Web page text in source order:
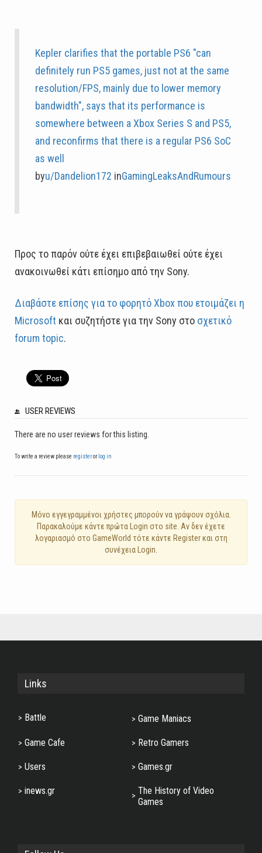
Kepler clarifies that the portable PS6 "can
definitely run PS5 games, just not at the same
resolution/FPS, mainly due to lower memory
bandwidth", says that its performance is
somewhere between a Xbox Series S and PS5,
and reconfirms that there is a regular PS6 SoC
as well
byu/Dandelion172 inGamingLeaksAndRumours
Προς το παρόν ούτε έχει επιβεβαιωθεί ούτε έχει
ανακοινωθεί κάτι επίσημο από την Sony.
Διαβάστε επίσης για το φορητό Xbox που ετοιμάζει η
Microsoft και συζητήστε για την Sony στο σχετικό
forum topic.
USER REVIEWS
There are no user reviews for this listing.
To write a review please registeror log in
Mόνο εγγεγραμμένοι χρήστες μπορούν να γράψουν σχόλια.
Παρακαλούμε κάντε πρώτα Login στο site. Αν δεν έχετε
λογαριασμό στο GameWorld τότε κάντε Register και στη
συνέχεια Login.
Links
Battle Game Maniacs
Game Cafe Retro Gamers
Users Games.gr
inews.gr
The History of Video
Games